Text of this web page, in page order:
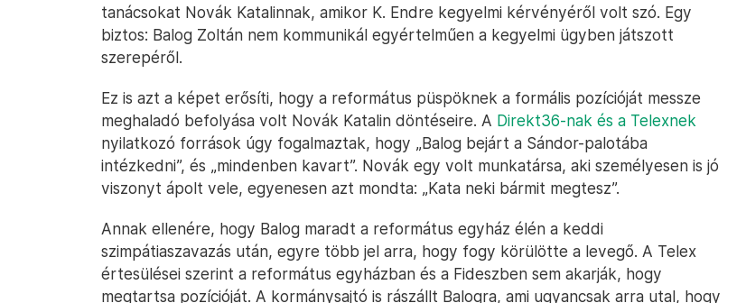
tanácsokat Novák Katalinnak, amikor K. Endre kegyelmi kérvényéről volt szó. Egy
biztos: Balog Zoltán nem kommunikál egyértelműen a kegyelmi ügyben játszott
szerepéről.
Ez is azt a képet erősíti, hogy a református püspöknek a formális pozícióját messze
meghaladó befolyása volt Novák Katalin döntéseire. A Direkt36-nak és a Telexnek
nyilatkozó források úgy fogalmaztak, hogy „Balog bejárt a Sándor-palotába
intézkedni”, és „mindenben kavart”. Novák egy volt munkatársa, aki személyesen is jó
viszonyt ápolt vele, egyenesen azt mondta: „Kata neki bármit megtesz”.
Annak ellenére, hogy Balog maradt a református egyház élén a keddi
szimpátiaszavazás után, egyre több jel arra, hogy fogy körülötte a levegő. A Telex
értesülései szerint a református egyházban és a Fideszben sem akarják, hogy
megtartsa pozícióját. A kormánysajtó is rászállt Balogra, ami ugyancsak arra utal, hogy